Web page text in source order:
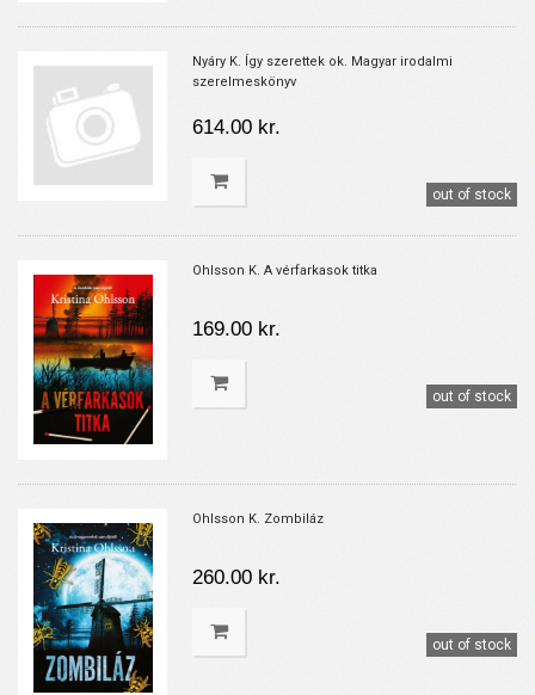
Nyáry K. Így szerettek ok. Magyar irodalmi
szerelmeskönyv
614.00 kr.
out of stock
Ohlsson K. A vérfarkasok titka
169.00 kr.
out of stock
Ohlsson K. Zombiláz
260.00 kr.
out of stock